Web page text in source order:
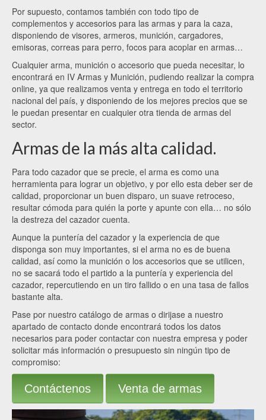
Por supuesto, contamos también con todo tipo de
complementos y accesorios para las armas y para la caza,
disponiendo de visores, armeros, munición, cargadores,
emisoras, correas para perro, focos para acoplar en armas…
Cualquier arma, munición o accesorio que pueda necesitar, lo
encontrará en IV Armas y Munición, pudiendo realizar la compra
online, ya que realizamos venta y entrega en todo el territorio
nacional del país, y disponiendo de los mejores precios que se
le puedan presentar en cualquier otra tienda de armas del
sector.
Armas de la más alta calidad.
Para todo cazador que se precie, el arma es como una
herramienta para lograr un objetivo, y por ello esta deber ser de
calidad, proporcionar un buen disparo, un suave retroceso,
resultar cómoda para quién la porte y apunte con ella… no sólo
la destreza del cazador cuenta.
Aunque la puntería del cazador y la experiencia de que
disponga son muy importantes, si el arma no es de buena
calidad, así como la munición o los accesorios que se utilicen,
no se sacará todo el partido a la puntería y experiencia del
cazador, repercutiendo en un tiro fallido o en una tasa de fallos
bastante alta.
Pase por nuestro catálogo de armas o dirijase a nuestro
apartado de contacto donde encontrará todos los datos
necesarios para poder contactar con nuestra empresa y poder
solicitar más información o presupuesto sin ningún tipo de
compromiso:
Contáctenos Venta de armas